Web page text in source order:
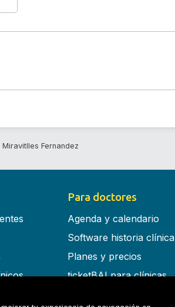
Fernandez
Para doctores
Agenda y calendario
Software historia clínica
Planes y precios
ticketBAI para clínicas